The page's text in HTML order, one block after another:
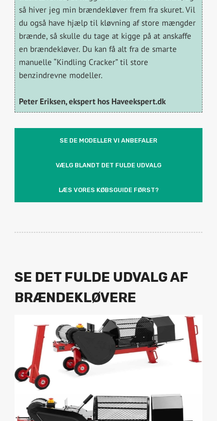
så hiver jeg min brændekløver frem fra skuret. Vil
du også have hjælp til kløvning af store mængder
brænde, så skulle du tage at kigge på at anskaffe
en brændekløver. Du kan få alt fra de smarte
manuelle “Kindling Cracker” til store
benzindrevne modeller.
Peter Eriksen, ekspert hos Haveekspert.dk
SE DE MODELLER VI ANBEFALER
VÆLG BLANDT DET FULDE UDVALG
LÆS VORES KØBSGUIDE FØRST?
SE DET FULDE UDVALG AF
BRÆNDEKLØVERE